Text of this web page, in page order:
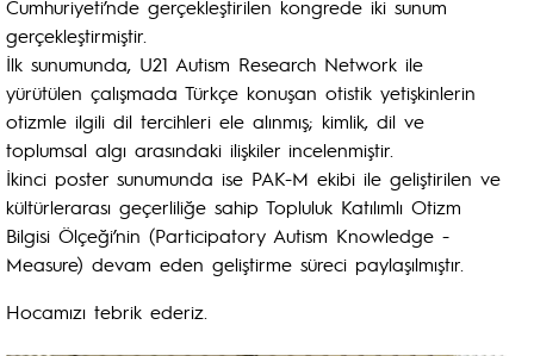
Cumhuriyeti’nde gerçekleştirilen kongrede iki sunum
gerçekleştirmiştir.
İlk sunumunda, U21 Autism Research Network ile
yürütülen çalışmada Türkçe konuşan otistik yetişkinlerin
otizmle ilgili dil tercihleri ele alınmış; kimlik, dil ve
toplumsal algı arasındaki ilişkiler incelenmiştir.
İkinci poster sunumunda ise PAK-M ekibi ile geliştirilen ve
kültürlerarası geçerliliğe sahip Topluluk Katılımlı Otizm
Bilgisi Ölçeği’nin (Participatory Autism Knowledge -
Measure) devam eden geliştirme süreci paylaşılmıştır.
Hocamızı tebrik ederiz.